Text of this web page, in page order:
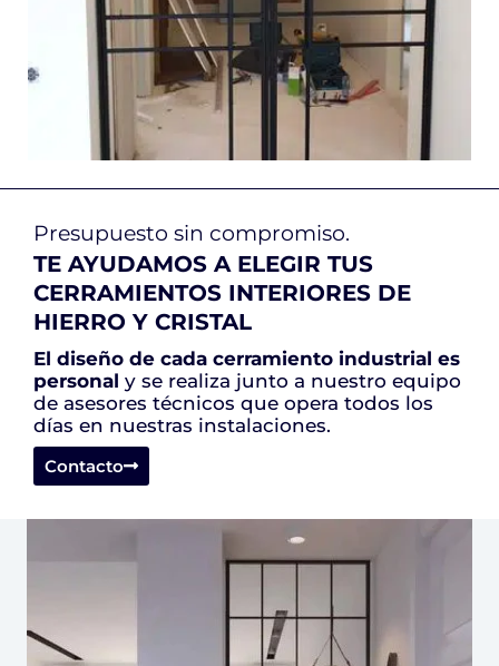
Presupuesto sin compromiso.
TE AYUDAMOS A ELEGIR TUS
CERRAMIENTOS INTERIORES DE
HIERRO Y CRISTAL
El diseño de cada cerramiento industrial es
personal y se realiza junto a nuestro equipo
de asesores técnicos que opera todos los
días en nuestras instalaciones.
Contacto